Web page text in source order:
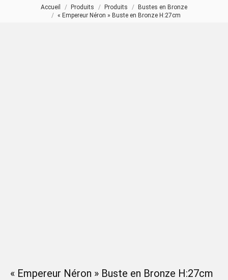
Vous êtes ici :
Accueil Produits Produits
Bustes en Bronze
« Empereur Néron » Buste en Bronze H:27cm
« Empereur Néron » Buste en Bronze H:27cm